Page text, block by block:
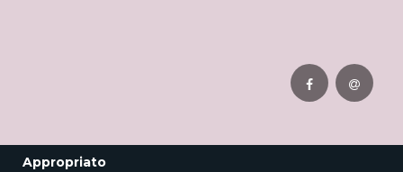
Appropriato